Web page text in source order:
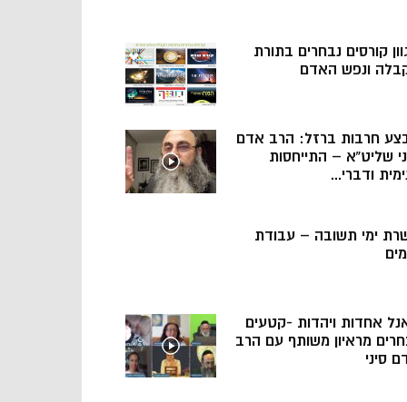
קורסים נבחרים בתורת
ונפש האדם
חרבות ברזל: הרב אדם
שליט”א – התייחסות
ודברי...
ימי תשובה – עבודת
אחדות ויהדות -קטעים
מראיון משותף עם הרב
סיני